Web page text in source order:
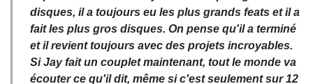
disques, il a toujours eu les plus grands feats et il a
fait les plus gros disques. On pense qu'il a terminé
et il revient toujours avec des projets incroyables.
Si Jay fait un couplet maintenant, tout le monde va
écouter ce qu'il dit, même si c'est seulement sur 12